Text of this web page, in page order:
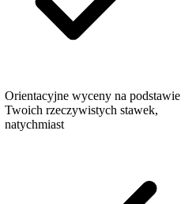
Orientacyjne wyceny na podstawie
Twoich rzeczywistych stawek,
natychmiast